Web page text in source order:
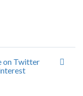
on Twitter